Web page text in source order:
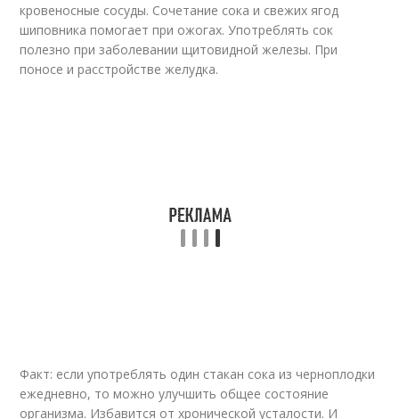
кровеносные сосуды. Сочетание сока и свежих ягод
шиповника помогает при ожогах. Употреблять сок
полезно при заболевании щитовидной железы. При
поносе и расстройстве желудка.
Факт: если употреблять один стакан сока из черноплодки
ежедневно, то можно улучшить общее состояние
организма. Избавится от хронической усталости. И